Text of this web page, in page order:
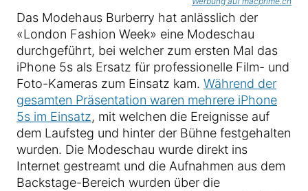
Das Modehaus Burberry hat anlässlich der
«London Fashion Week» eine Modeschau
durchgeführt, bei welcher zum ersten Mal das
iPhone 5s als Ersatz für professionelle Film- und
Foto-Kameras zum Einsatz kam. Während der
gesamten Präsentation waren mehrere iPhone
5s im Einsatz, mit welchen die Ereignisse auf
dem Laufsteg und hinter der Bühne festgehalten
wurden. Die Modeschau wurde direkt ins
Internet gestreamt und die Aufnahmen aus dem
Backstage-Bereich wurden über die